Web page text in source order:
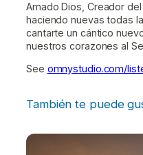
Amado Dios, Creador
haciendo nuevas todas
cantarte un cántico
nuestros corazones al
See omnystudio.com/
También te puede